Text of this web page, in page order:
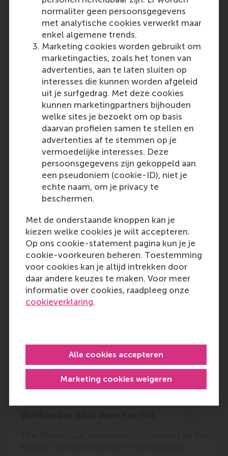
normaliter geen persoonsgegevens
met analytische cookies verwerkt maar
enkel algemene trends.
Marketing cookies worden gebruikt om
marketingacties, zoals het tonen van
advertenties, aan te laten sluiten op
interesses die kunnen worden afgeleid
uit je surfgedrag. Met deze cookies
kunnen marketingpartners bijhouden
welke sites je bezoekt om op basis
daarvan profielen samen te stellen en
advertenties af te stemmen op je
vermoedelijke interesses. Deze
persoonsgegevens zijn gekoppeld aan
een pseudoniem (cookie-ID), niet je
echte naam, om je privacy te
beschermen.
Met de onderstaande knoppen kan je
kiezen welke cookies je wilt accepteren.
Op ons cookie-statement pagina kun je je
cookie-voorkeuren beheren. Toestemming
voor cookies kan je altijd intrekken door
daar andere keuzes te maken. Voor meer
informatie over cookies, raadpleeg onze
cookieverklaring.
Marketing cookies weigeren
Alle cookies accepteren
for Brain, Cognition and Behaviour at Radboud
University Nijmegen have zeroed in on the
brain activity underlying social conformism.
Outlet:
MT.nl Media Type:
Online
Friday, 23 January 2009
Mac vs PC fanboyism: is it neurological?
Researchers at RSM and the Donders Institute
for Brain, Cognition and Behaviour at Radboud
University Nijmegen have zeroed in on the
brain activity underlying social conformism.
Outlet:Media Type:
Online
Thursday, 22 January 2009
Наука: конформизм в сознании и
физиологии человека [transcript of
radio broadcast with Ale Smidts]
Researchers at RSM and the Donders Institute
for Brain, Cognition and Behaviour at Radboud
Svoboda News Media Type:
Online
Wednesday, 21 January 2009